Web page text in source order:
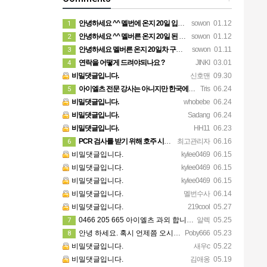
sowon 01.12
1
안녕하세요 ^^ 멜번에 온지 20일 입니다. 말문이라도 열어보려고 글 보냅니다. 정말 반가운 소식인데 시간이…
sowon 01.12
2
안녕하세요 ^^ 멜버른 온지 20일 된 시니어 여자입니다. 생소한 곳이다보니 말문이라도 열어보려고 문자 드려…
sowon 01.11
3
안녕하세요 멜버른 온지 20일차 구경잘했습니다. 그림이 내마음입니다.
JINKI 03.01
4
연락을 어떻게 드려야되나요 ?
신호맨 09.30
비밀댓글입니다.
Tris 06.24
5
아이엘츠 전문 강사는 아니지만 한국에서 아이엘츠 목표점수(6.0)통과하고 호주대학 입학했어요 연락주시면 제가…
whobebe 06.24
비밀댓글입니다.
Sadang 06.24
비밀댓글입니다.
HH11 06.23
비밀댓글입니다.
최고관리자 06.16
6
PCR 검사를 받기 위해 호주 시민이나 영주권자일 필요는 없습니다. 가까운 무료 검사 클리닉에 방문 하시면 …
kylee0469 06.15
비밀댓글입니다.
kylee0469 06.15
비밀댓글입니다.
kylee0469 06.15
비밀댓글입니다.
멜번수사 06.14
비밀댓글입니다.
219cool 05.27
비밀댓글입니다.
알렉 05.25
7
0466 205 665 아이엘츠 과외 합니다 연락주세요!
Poby666 05.23
8
안녕 하세요. 혹시 언제쯤 오시나요 ? 저는 퍼스로 이주 하려고 하는데 이삿짐 회사 찾기가 쉽지 않네요. 혹…
새우c 05.22
비밀댓글입니다.
김애옹 05.19
비밀댓글입니다.